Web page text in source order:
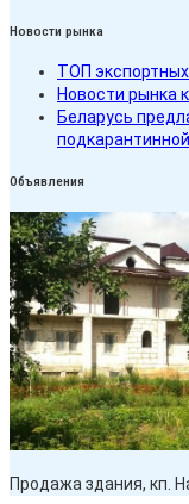
Новости рынка
ТОП
Новости рынка
Беларусь
Объявления
Продажа здания, кп.